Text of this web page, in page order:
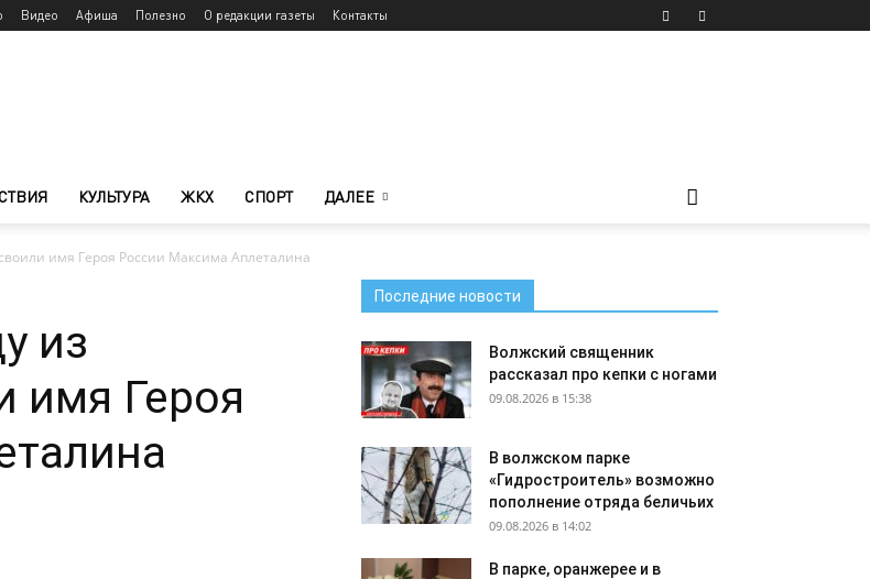
Видео Афиша Полезно О редакции газеты Контакты
КУЛЬТУРА ЖКХ СПОРТ ДАЛЕЕ
имя Героя России Максима Аплеталина
из
имя Героя
Последние новости
Волжский священник
рассказал про кепки с ногами
09.08.2026 в 15:38
В волжском парке
«Гидростроитель» возможно
пополнение отряда беличьих
09.08.2026 в 14:02
В парке, оранжерее и в